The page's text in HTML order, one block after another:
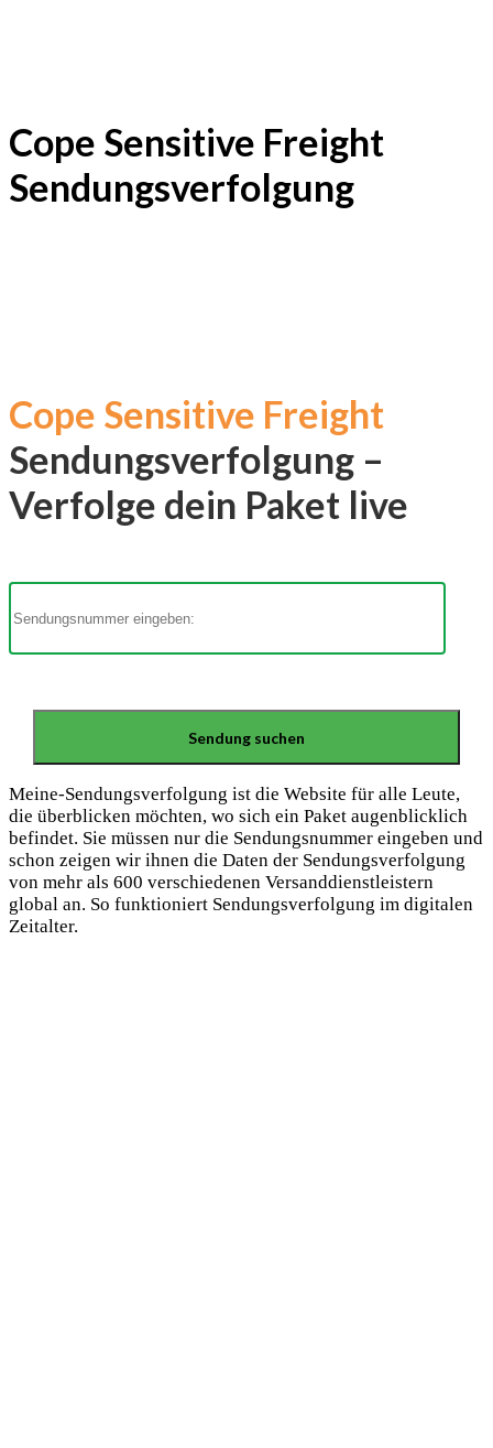
Cope Sensitive Freight
Sendungsverfolgung
Cope Sensitive Freight
Sendungsverfolgung –
Verfolge dein Paket live
Meine-Sendungsverfolgung ist die Website für alle Leute,
die überblicken möchten, wo sich ein Paket augenblicklich
befindet. Sie müssen nur die Sendungsnummer eingeben und
schon zeigen wir ihnen die Daten der Sendungsverfolgung
von mehr als 600 verschiedenen Versanddienstleistern
global an. So funktioniert Sendungsverfolgung im digitalen
Zeitalter.